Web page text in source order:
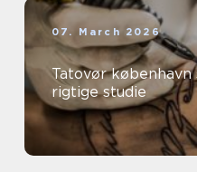
07. March 2026
Tatovør københavn sådan vælger du det
rigtige studie